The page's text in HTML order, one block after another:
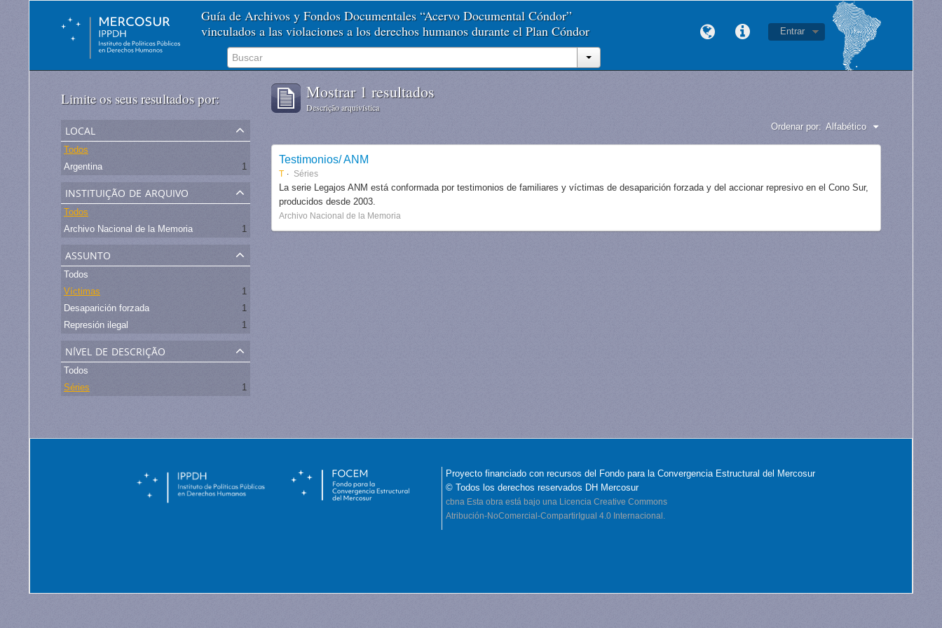
Guía de Archivos y Fondos Documentales “Acervo Documental Cóndor”
vinculados a las violaciones a los derechos humanos durante el Plan Cóndor
Entrar
Limite os seus resultados por:
local
Todos
Argentina
1
instituição de arquivo
Todos
Archivo Nacional de la Memoria
1
assunto
Todos
Víctimas
1
Desaparición forzada
1
Represión ilegal
1
nível de descrição
Todos
Séries
1
Mostrar 1 resultados
Descrição arquivística
Ordenar por: Alfabético
Testimonios/ ANM
T Séries
La serie Legajos ANM está conformada por testimonios de familiares y víctimas de desaparición forzada y del accionar represivo en el Cono Sur,
producidos desde 2003.
Archivo Nacional de la Memoria
Proyecto financiado con recursos del Fondo para la Convergencia Estructural del Mercosur
© Todos los derechos reservados DH Mercosur
cbna Esta obra está bajo una Licencia Creative Commons
Atribución-NoComercial-CompartirIgual 4.0 Internacional.